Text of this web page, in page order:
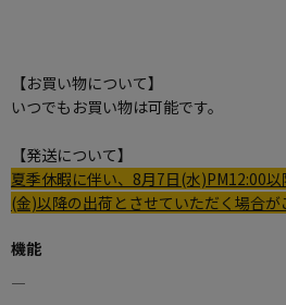
【お買い物について】
いつでもお買い物は可能です。
【発送について】
夏季休暇に伴い、8月7日(水)PM12:00
(金)以降の出荷とさせていただく場合が
機能
―